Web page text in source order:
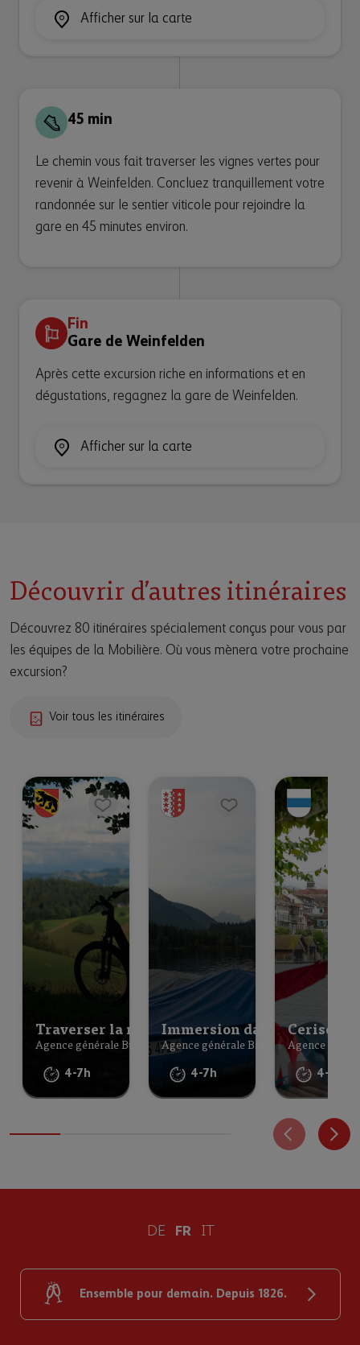
Afficher sur la carte
45 min
Le chemin vous fait traverser les vignes vertes pour
revenir à Weinfelden. Concluez tranquillement votre
randonnée sur le sentier viticole pour rejoindre la
gare en 45 minutes environ.
Fin
Gare de Weinfelden
Après cette excursion riche en informations et en
dégustations, regagnez la gare de Weinfelden.
Afficher sur la carte
Découvrir d’autres itinéraires
Découvrez 80 itinéraires spécialement conçus pour vous par
les équipes de la Mobilière. Où vous mènera votre prochaine
excursion?
Voir tous les itinéraires
Traverser la magnifique vallée de
Agence générale Burgdorf
4-7h
Immersion dans le Bas-
Agence générale Bas-Valais
4-7h
Cerises
Agence
4-7h
DE FR IT
Ensemble pour demain. Depuis 1826.